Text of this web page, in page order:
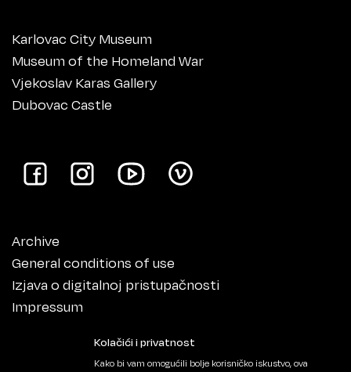
Karlovac City Museum
Museum of the Homeland War
Vjekoslav Karas Gallery
Dubovac Castle
Archive
General conditions of use
Izjava o digitalnoj pristupačnosti
Impressum
Kolačići i privatnost
Kako bi vam omogućili bolje korisničko iskustvo, ova